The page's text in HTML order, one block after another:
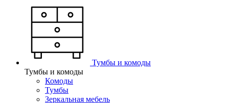
Тумбы и комоды
Тумбы и комоды
Комоды
Тумбы
Зеркальная мебель